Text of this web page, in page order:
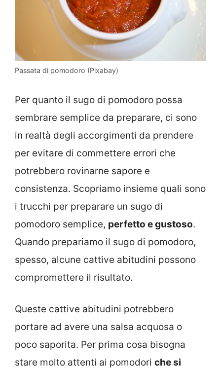
Passata di pomodoro (Pixabay)
Per quanto il sugo di pomodoro possa
sembrare semplice da preparare, ci sono
in realtà degli accorgimenti da prendere
per evitare di commettere errori che
potrebbero rovinarne sapore e
consistenza. Scopriamo insieme quali sono
i trucchi per preparare un sugo di
pomodoro semplice, perfetto e gustoso.
Quando prepariamo il sugo di pomodoro,
spesso, alcune cattive abitudini possono
compromettere il risultato.
Queste cattive abitudini potrebbero
portare ad avere una salsa acquosa o
poco saporita. Per prima cosa bisogna
stare molto attenti ai pomodori che si